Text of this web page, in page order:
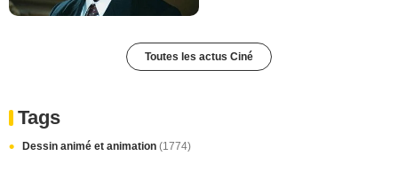
Toutes les actus Ciné
Tags
Dessin animé et animation (1774)